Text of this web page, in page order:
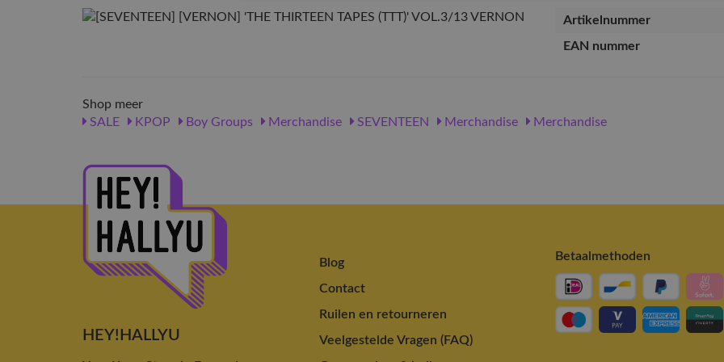
Artikelnummer
EAN nummer
Shop meer
SALE
KPOP Boy Groups Merchandise SEVENTEEN Merchandise Merchandise
HEY!HALLYU
Blog
Contact
Ruilen en retourneren
Veelgestelde Vragen (FAQ)
Betaalmethoden